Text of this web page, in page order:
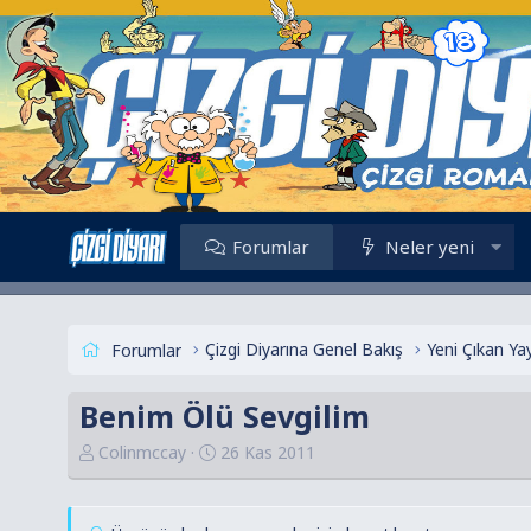
Forumlar Neler yeni
Forumlar Çizgi Diyarına Genel Bakış Yeni Çıkan
Benim Ölü Sevgilim
K
o
Colinmccay
B
a
26 Kas 2011